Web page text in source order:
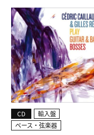
CD
輸入盤
ベース・弦楽器